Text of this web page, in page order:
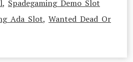
, Spadegaming Demo Slot
Ada Slot, Wanted Dead Or